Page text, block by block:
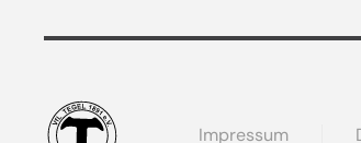
Impressum